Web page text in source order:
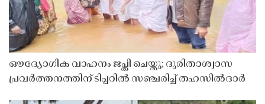
ഔദ്യോഗിക വാഹനം ജപ്തി ചെയ്തു; ദുരിതാശ്വാസ
പ്രവർത്തനത്തിന് ടിപ്പറിൽ സഞ്ചരിച്ച് തഹസിൽദാർ